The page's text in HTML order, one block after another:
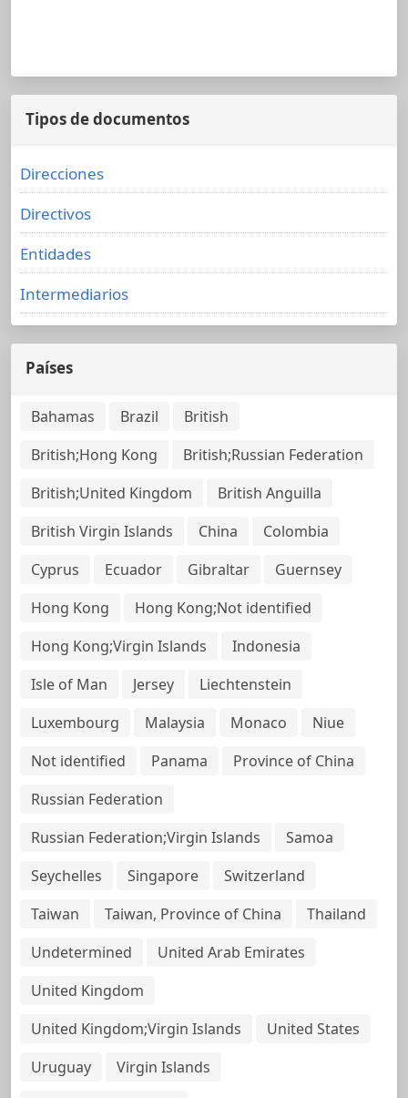
Tipos de documentos
Direcciones
Directivos
Entidades
Intermediarios
Países
Bahamas Brazil
British
British;Hong Kong
British;Russian Federation
British;United Kingdom
British Anguilla
British Virgin Islands
China
Colombia
Cyprus
Ecuador Gibraltar
Guernsey
Hong Kong
Hong Kong;Not identified
Hong Kong;Virgin Islands
Indonesia
Isle of Man
Jersey
Liechtenstein
Luxembourg
Malaysia Monaco
Niue
Not identified
Panama
Province of China
Russian Federation
Russian Federation;Virgin Islands
Samoa
Seychelles
Singapore
Switzerland
Taiwan
Taiwan, Province of China
Thailand
Undetermined
United Arab Emirates
United Kingdom
United Kingdom;Virgin Islands
United States
Uruguay
Virgin Islands